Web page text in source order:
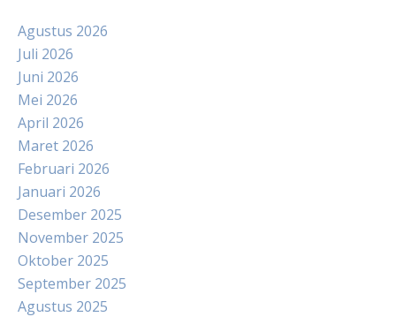
Agustus 2026
Juli 2026
Juni 2026
Mei 2026
April 2026
Maret 2026
Februari 2026
Januari 2026
Desember 2025
November 2025
Oktober 2025
September 2025
Agustus 2025